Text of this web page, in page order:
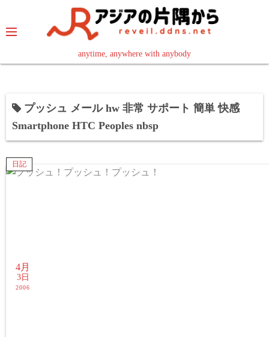
テ
anytime, anywhere with anybody
read in your language
プッシュ メール hw 非常 サポート 簡単 快感
Smartphone HTC Peoples nbsp
日記
4月
3日
2006